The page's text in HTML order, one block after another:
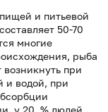
и питьевой
50-70
многие
рыба
при
и водой, при